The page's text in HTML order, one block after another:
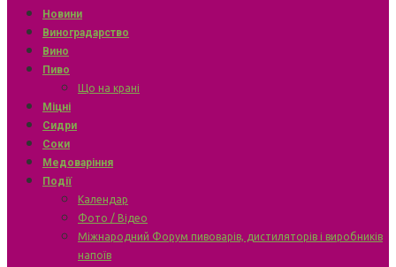
Новини
Виноградарство
Вино
Пиво
Що на крані
Міцні
Сидри
Соки
Медоваріння
Події
Календар
Фото / Відео
Міжнародний Форум пивоварів, дистиляторів і виробників
напоїв